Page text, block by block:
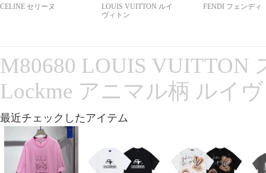
CELINE セリーヌ
LOUIS VUITTON ルイ
ヴィトン
FENDI フェンディ
M80680 LOUIS VUITTON
Lockme アニマル柄 ルイ
最近チェックしたアイテム